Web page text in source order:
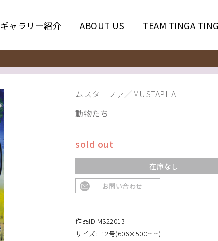
ギャラリー紹介 ABOUT US TEAM TINGA
ムスターファ／MUSTAPHA
動物たち
sold out
在庫なし
お問い合わせ
作品ID:MS22013
サイズ:F12号(606×500mm)